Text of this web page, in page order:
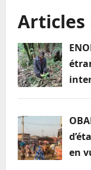
la
Articles
en